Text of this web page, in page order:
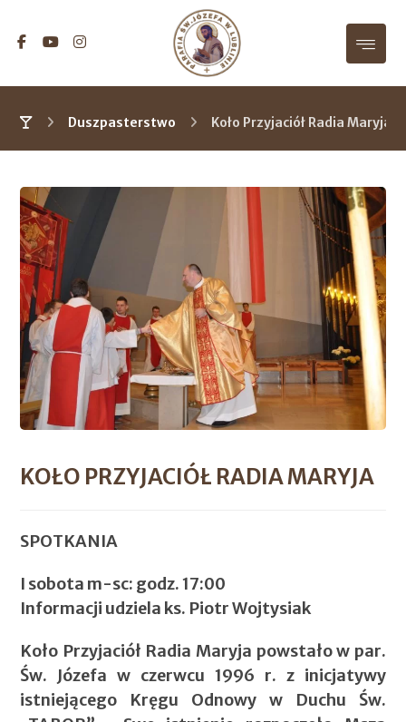
Duszpasterstwo Koło Przyjaciół Radia Maryja
KOŁO PRZYJACIÓŁ RADIA MARYJA
SPOTKANIA
I sobota m-sc: godz. 17:00
Informacji udziela ks. Piotr Wojtysiak
Koło Przyjaciół Radia Maryja powstało w par.
Św. Józefa w czerwcu 1996 r. z inicjatywy
istniejącego Kręgu Odnowy w Duchu Św.